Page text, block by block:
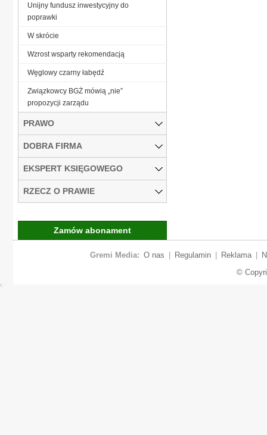
Unijny fundusz inwestycyjny do
poprawki
W skrócie
Wzrost wsparty rekomendacją
Węglowy czarny łabędź
Związkowcy BGŻ mówią „nie”
propozycji zarządu
PRAWO
DOBRA FIRMA
EKSPERT KSIĘGOWEGO
RZECZ O PRAWIE
Zamów abonament
Gremi Media: O nas Regulamin Reklama
©